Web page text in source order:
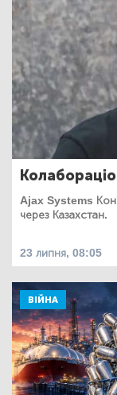
Ajax Systems
через Казахстан.
23 липня, 08:05
ВІЙНА